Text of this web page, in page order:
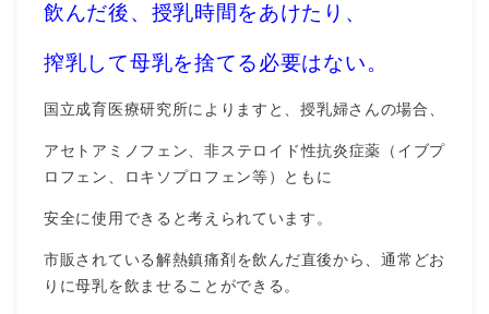
飲んだ後、授乳時間をあけたり、
搾乳して母乳を捨てる必要はない。
国立成育医療研究所によりますと、授乳婦さんの場合、
アセトアミノフェン、非ステロイド性抗炎症薬（イブプ
ロフェン、ロキソプロフェン等）ともに
安全に使用できると考えられています。
市販されている解熱鎮痛剤を飲んだ直後から、通常どお
りに母乳を飲ませることができる。